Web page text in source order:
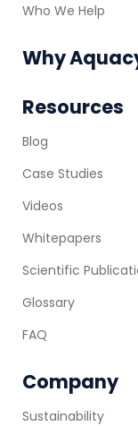
Who We Help
Why
Resources
Blog
Case Studies
Videos
Whitepapers
Scientific
Glossary
FAQ
Company
Sustainability